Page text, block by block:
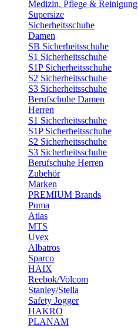
Medizin, Pflege & Reinigung
Supersize
Sicherheitsschuhe
Damen
SB Sicherheitsschuhe
S1 Sicherheitsschuhe
S1P Sicherheitsschuhe
S2 Sicherheitsschuhe
S3 Sicherheitsschuhe
Berufschuhe Damen
Herren
S1 Sicherheitsschuhe
S1P Sicherheitsschuhe
S2 Sicherheitsschuhe
S3 Sicherheitsschuhe
Berufschuhe Herren
Zubehör
Marken
PREMIUM Brands
Puma
Atlas
MTS
Uvex
Albatros
Sparco
HAIX
Reebok/Volcom
Stanley/Stella
Safety Jogger
HAKRO
PLANAM